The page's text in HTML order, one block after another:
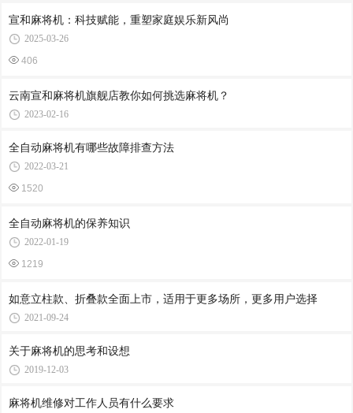
宣和麻将机：科技赋能，重塑家庭娱乐新风尚
2025-03-26
406
云南宣和麻将机旗舰店教你如何挑选麻将机？
2023-02-16
全自动麻将机有哪些故障排查方法
2022-03-21
1520
全自动麻将机的保养知识
2022-01-19
1219
如意立柱款、折叠款全面上市，适用于更多场所，更多用户选择
2021-09-24
关于麻将机的思考和设想
2019-12-03
麻将机维修对工作人员有什么要求